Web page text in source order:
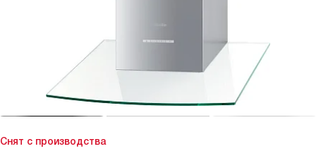
Снят с производства